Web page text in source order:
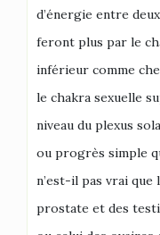
d’énergie entre
feront plus par le
inférieur comme
le chakra sexuelle
niveau du plexus
ou progrès simple
n’est-il pas vrai que
prostate et des